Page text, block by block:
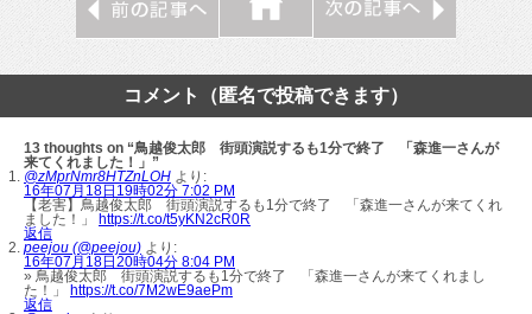
コメント（匿名で投稿できます）
13 thoughts on “鳥越俊太郎 街頭演説するも1分で終了 「森進一さんが
来てくれました！」”
@zMprNmr8HTZnLOH より:
16年07月18日19時02分 7:02 PM
【老害】鳥越俊太郎 街頭演説するも1分で終了 「森進一さんが来てくれ
ました！」 https://t.co/t5yKN2cR0R
返信
peejou (@peejou) より:
16年07月18日20時04分 8:04 PM
» 鳥越俊太郎 街頭演説するも1分で終了 「森進一さんが来てくれまし
た！」 https://t.co/7M2wE9aePm
返信